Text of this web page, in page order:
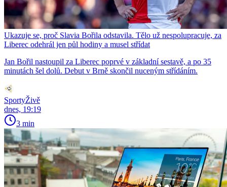
Ukazuje se, proč Slavia Bořila odstavila. Tělo už nespolupracuje, za
Liberec odehrál jen půl hodiny a musel střídat
Jan Bořil nastoupil za Liberec poprvé v základní sestavě, a po 35
minutách šel dolů. Debut v Brně skončil nuceným střídáním.
SportyŽivě
dnes, 19:19
3 min